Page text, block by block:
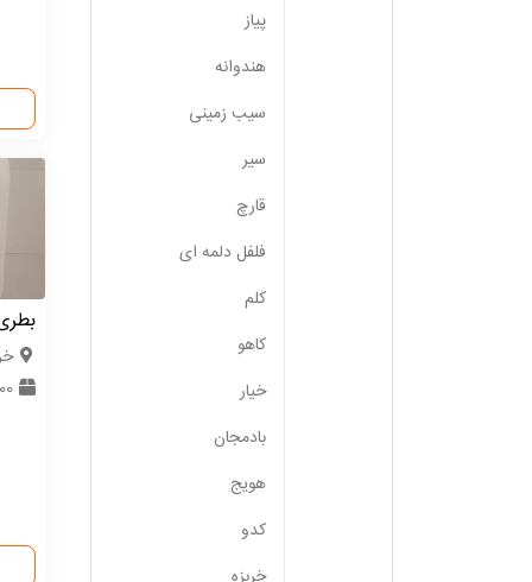
بطری
پیاز
هندوانه
سیب زمینی
سیر
قارچ
فلفل دلمه ای
کلم
کاهو
خیار
بادمجان
هویج
کدو